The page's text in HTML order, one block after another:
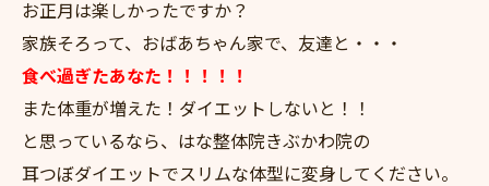
お正月は楽しかったですか？
家族そろって、おばあちゃん家で、友達と・・・
食べ過ぎたあなた！！！！！
また体重が増えた！ダイエットしないと！！
と思っているなら、はな整体院きぶかわ院の
耳つぼダイエットでスリムな体型に変身してください。